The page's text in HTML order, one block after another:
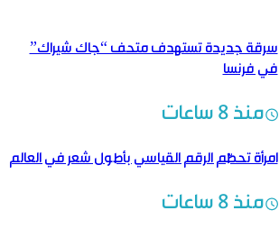
سرقة جديدة تستهدف متحف “جاك شيراك”
في فرنسا
منذ 8 ساعات
امرأة تحطّم الرقم القياسي بأطول شعر في العالم
منذ 8 ساعات